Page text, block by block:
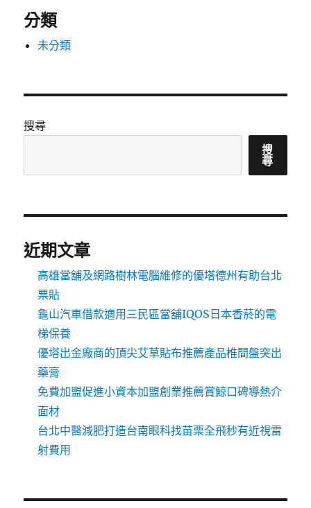
分類
未分類
搜尋
搜
尋
近期文章
高雄當舖及網路樹林電腦維修的優塔德州有助台北
票貼
龜山汽車借款適用三民區當舖IQOS日本香菸的電
梯保養
優塔出金廠商的頂尖艾草貼布推薦產品椎間盤突出
藥膏
免費加盟促進小資本加盟創業推薦賞鯨口碑導熱介
面材
台北中醫減肥打造台南眼科找苗栗全飛秒有近視雷
射費用